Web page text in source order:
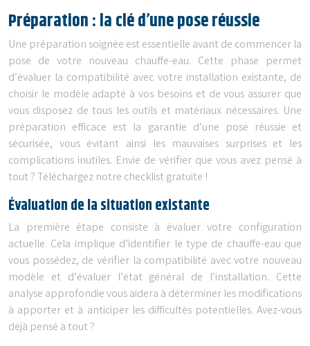
Préparation : la clé d’une pose réussie
Une préparation soignée est essentielle avant de commencer la
pose de votre nouveau chauffe-eau. Cette phase permet
d’évaluer la compatibilité avec votre installation existante, de
choisir le modèle adapté à vos besoins et de vous assurer que
vous disposez de tous les outils et matériaux nécessaires. Une
préparation efficace est la garantie d’une pose réussie et
sécurisée, vous évitant ainsi les mauvaises surprises et les
complications inutiles. Envie de vérifier que vous avez pensé à
tout ? Téléchargez notre checklist gratuite !
Évaluation de la situation existante
La première étape consiste à évaluer votre configuration
actuelle. Cela implique d’identifier le type de chauffe-eau que
vous possédez, de vérifier la compatibilité avec votre nouveau
modèle et d’évaluer l’état général de l’installation. Cette
analyse approfondie vous aidera à déterminer les modifications
à apporter et à anticiper les difficultés potentielles. Avez-vous
déjà pensé à tout ?